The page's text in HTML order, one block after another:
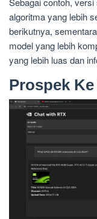
algoritma yang lebih
berikutnya,
model yang lebih
yang lebih luas dan
Prospek